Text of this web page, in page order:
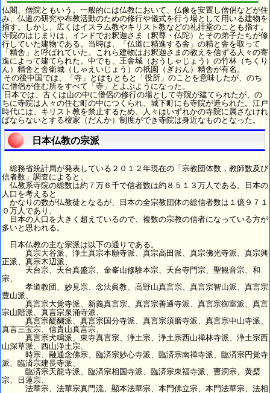
仏閣、僧院ともいう。一般的には仏教において、仏像を安置し僧侶などが住
み、仏道の研究や布教活動のための修行や儀式を行う場として用いる建物を
指す。しかし、広くはイスラム教やキリスト教などの礼拝堂のことも指す。
寺院のはじまりは、インドでお釈迦さま（釈尊・仏陀）とその弟子たちが修
行していた建物である。当時は、「仏道に精進する舎」の精と舎を取って
「精舎」と呼ばれていた。これら建物はお釈迦さまの教えを信ずる人々の寄
進によって建てられた。中でも、王舎城（おうしゃじょう）の竹林（ちくり
ん）精舎と舎衛城（しゃえいじょう）の祇園（ぎおん）精舎が有名。
その後中国では、「寺」とはもともと「役所」のことを意味したが、のち
に僧侶が住む所をすべて「寺」とよぶようになった。
日本では、古くは山の中に僧侶の修行の場として寺院が建てられたが、の
ちに寺院は人々の住む町の中につくられ、城下町にも寺院が造られた。江戸
時代には、キリスト教を禁止するため、人々はいずれかの寺院に属さなけれ
ばならないとする檀家（だんか）制度ができ寺院は身近なものとなった。
日本仏教の宗派
総務省統計局が発表している２０１２年現在の「宗教団体数，教師数及び
信者数」調査によると、
仏教系寺院の総数は約７万６千で信者数は約８５１３万人である。日本の
人口を考えると
かなりの数が仏教徒となるが、日本の全宗教団体の総信者数は１億９７１
０万人であり、
日本の人口を大きく超えているので、複数の宗教の信者になっている方が
多いと思われる。
日本仏教の主な宗派は以下の通りである。
真宗大谷派、浄土真宗本願寺派、真宗高田派、真宗佛光寺派、真宗興
正派、真宗木辺派、
天台宗、天台真盛宗、金峯山修験本宗、天台寺門宗、聖観音宗、和
宗、
孝道教団、妙見宗、念法眞教、高野山真言宗、真言宗智山派、真言宗
豊山派、
真言宗大覚寺派、新義真言宗、真言宗善通寺派、真言宗御室派、真言
宗山階派、真言宗泉涌寺派、
真言宗醍醐派、真言宗国分寺派、真言宗須磨寺派、真言宗中山寺派、
真言三宝宗、信貴山真言宗、
真言宗犬鳴派、東寺真言宗、浄土宗、浄土宗西山禅林寺派、浄土宗西
山深草派、西山浄土宗、
時宗、融通念佛宗、臨済宗妙心寺派、臨済宗南禅寺派、臨済宗円覚寺
派、臨済宗建長寺派、
臨済宗天龍寺派、臨済宗相国寺派、臨済宗東福寺派、曹洞宗、黄檗
宗、日蓮宗、
法華宗、法華宗真門流、顯本法華宗、本門佛立宗、本門法華宗、法相